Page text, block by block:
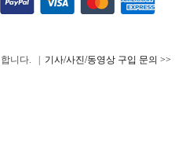
합니다. | 기사/사진/동영상 구입 문의 >>